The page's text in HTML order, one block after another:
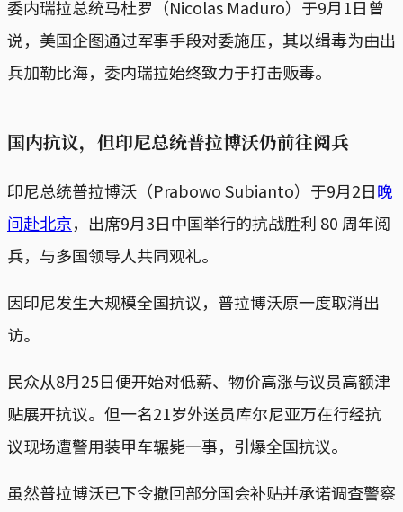
委内瑞拉总统马杜罗（Nicolas Maduro）于9月1日曾
说，美国企图通过军事手段对委施压，其以缉毒为由出
兵加勒比海，委内瑞拉始终致力于打击贩毒。
国内抗议，但印尼总统普拉博沃仍前往阅兵
印尼总统普拉博沃（Prabowo Subianto）于9月2日晚
间赴北京，出席9月3日中国举行的抗战胜利 80 周年阅
兵，与多国领导人共同观礼。
因印尼发生大规模全国抗议，普拉博沃原一度取消出
访。
民众从8月25日便开始对低薪、物价高涨与议员高额津
贴展开抗议。但一名21岁外送员库尔尼亚万在行经抗
议现场遭警用装甲车辗毙一事，引爆全国抗议。
虽然普拉博沃已下令撤回部分国会补贴并承诺调查警察